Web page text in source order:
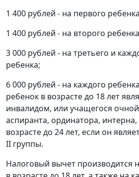
1 400 рублей - на первого
1 400 рублей - на второго
3 000 рублей - на третьего и
ребенка;
6 000 рублей - на каждого
ребенок в возрасте до 18 лет
инвалидом, или учащегося
аспиранта, ординатора, интерна,
возрасте до 24 лет, если он
II группы.
Налоговый вычет производится